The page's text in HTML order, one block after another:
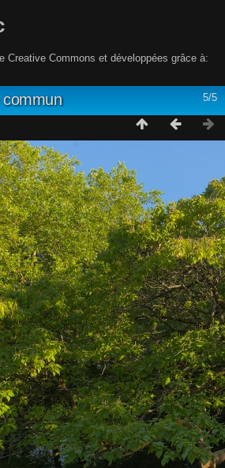
Creative Commons et développées grâce à:
5/5
commun